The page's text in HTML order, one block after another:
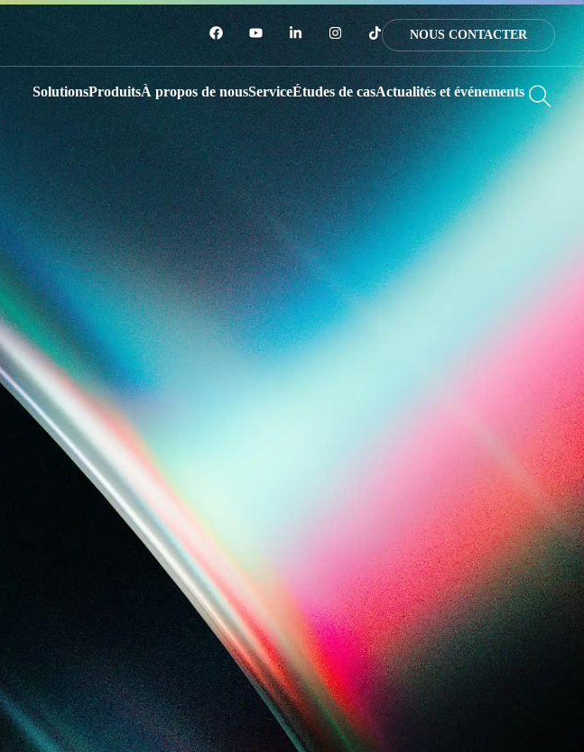
NOUS CONTACTER
SolutionsProduitsÀ propos de nousServiceÉtudes de casActualités et événements